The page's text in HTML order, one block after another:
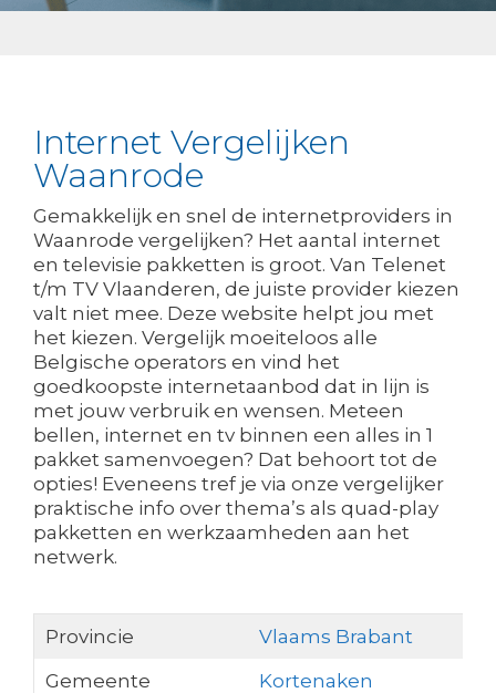
Internet Vergelijken
Waanrode
Gemakkelijk en snel de internetproviders in
Waanrode vergelijken? Het aantal internet
en televisie pakketten is groot. Van Telenet
t/m TV Vlaanderen, de juiste provider kiezen
valt niet mee. Deze website helpt jou met
het kiezen. Vergelijk moeiteloos alle
Belgische operators en vind het
goedkoopste internetaanbod dat in lijn is
met jouw verbruik en wensen. Meteen
bellen, internet en tv binnen een alles in 1
pakket samenvoegen? Dat behoort tot de
opties! Eveneens tref je via onze vergelijker
praktische info over thema’s als quad-play
pakketten en werkzaamheden aan het
netwerk.
Provincie
Vlaams Brabant
Gemeente
Kortenaken